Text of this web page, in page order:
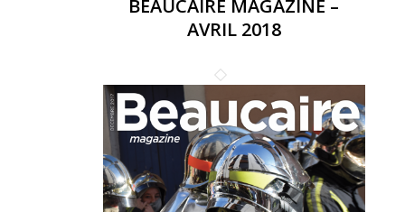
BEAUCAIRE MAGAZINE –
AVRIL 2018